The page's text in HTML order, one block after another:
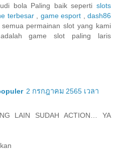
bola Paling baik seperti slots
terbesar, game esport
dash86
permainan slot yang kami
game slot paling laris
2 กรกฎาคม 2565 เวลา
LAIN SUDAH ACTION… YA